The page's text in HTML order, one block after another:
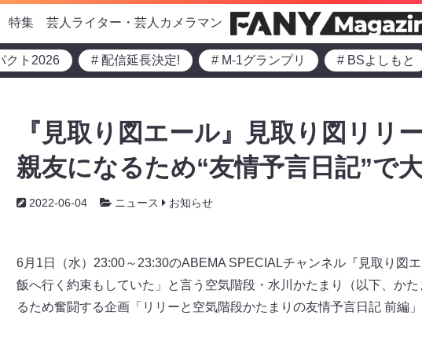
特集 芸人ライター・芸人カメラマン
クト2026 # 配信延長決定! # M-1グランプリ # BSよしもと
『見取り図エール』見取り図リリ
親友になるため“友情予言日記”で
2022-06-04 ニュース お知らせ
6月1日（水）23:00～23:30のABEMA SPECIALチャンネル『見取り図
飯へ行く約束もしていた」と言う空気階段・水川かたまり（以下、か
るため奮闘する企画「リリーと空気階段かたまりの友情予言日記 前編」